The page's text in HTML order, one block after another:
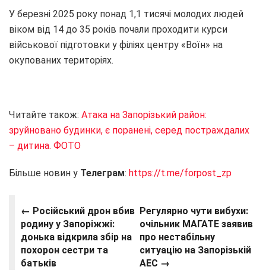
У березні 2025 року понад 1,1 тисячі молодих людей
віком від 14 до 35 років почали проходити курси
військової підготовки у філіях центру «Воїн» на
окупованих територіях.
Читайте також: Атака на Запорізький район:
зруйновано будинки, є поранені, серед постраждалих
– дитина. ФОТО
Більше новин у Телеграм: https://t.me/forpost_zp
← Російський дрон вбив
родину у Запоріжжі:
донька відкрила збір на
похорон сестри та
батьків
Регулярно чути вибухи:
очільник МАГАТЕ заявив
про нестабільну
ситуацію на Запорізькій
АЕС →